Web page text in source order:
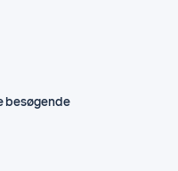
besøgende